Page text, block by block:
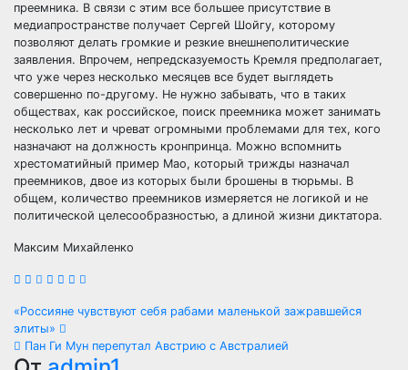
преемника. В связи с этим все большее присутствие в
медиапространстве получает Сергей Шойгу, которому
позволяют делать громкие и резкие внешнеполитические
заявления. Впрочем, непредсказуемость Кремля предполагает,
что уже через несколько месяцев все будет выглядеть
совершенно по-другому. Не нужно забывать, что в таких
обществах, как российское, поиск преемника может занимать
несколько лет и чреват огромными проблемами для тех, кого
назначают на должность кронпринца. Можно вспомнить
хрестоматийный пример Мао, который трижды назначал
преемников, двое из которых были брошены в тюрьмы. В
общем, количество преемников измеряется не логикой и не
политической целесообразностью, а длиной жизни диктатора.
Максим Михайленко
Навигация
по
«Россияне чувствуют себя рабами маленькой зажравшейся
элиты»
Пан Ги Мун перепутал Австрию с Австралией